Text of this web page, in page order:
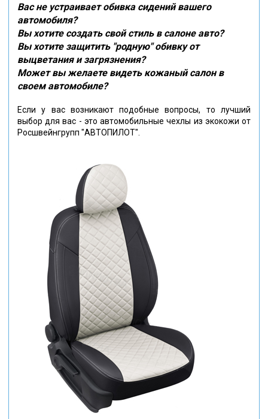
Вас не устраивает обивка сидений вашего
автомобиля?
Вы хотите создать свой стиль в салоне авто?
Вы хотите защитить "родную" обивку от
выцветания и загрязнения?
Может вы желаете видеть кожаный салон в
своем автомобиле?
Если у вас возникают подобные вопросы, то лучший
выбор для вас - это автомобильные чехлы из экокожи от
Росшвейнгрупп "АВТОПИЛОТ".